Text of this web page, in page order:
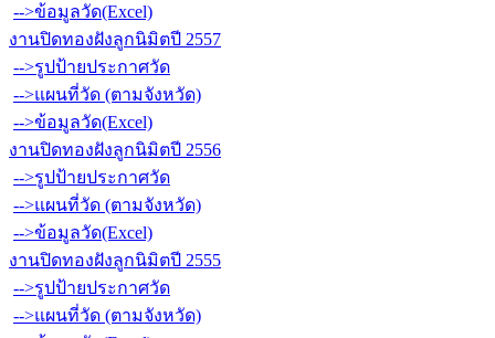
-->ข้อมูลวัด(Excel)
งานปิดทองฝังลูกนิมิตปี 2557
-->รูปป้ายประกาศวัด
-->แผนที่วัด (ตามจังหวัด)
-->ข้อมูลวัด(Excel)
งานปิดทองฝังลูกนิมิตปี 2556
-->รูปป้ายประกาศวัด
-->แผนที่วัด (ตามจังหวัด)
-->ข้อมูลวัด(Excel)
งานปิดทองฝังลูกนิมิตปี 2555
-->รูปป้ายประกาศวัด
-->แผนที่วัด (ตามจังหวัด)